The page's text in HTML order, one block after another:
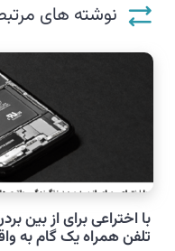
نوشته های
با اختراعی برای از بین
تلفن همراه یک گام به